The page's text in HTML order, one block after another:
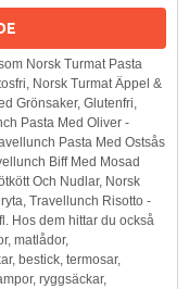
Norsk Turmat Pasta
Norsk Turmat Äppel &
Grönsaker, Glutenfri,
Pasta Med Oliver -
Pasta Med Ostsås
Biff Med Mosad
Och Nudlar, Norsk
Travellunch Risotto -
Hos dem hittar du också
matlådor,
bestick, termosar,
ryggsäckar,